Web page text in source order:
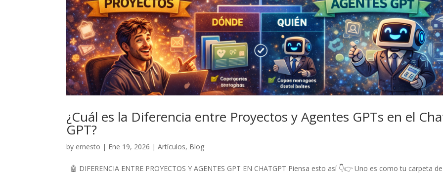
¿Cuál es la Diferencia entre Proyectos y Agentes GPTs en el
GPT?
by ernesto | Ene 19, 2026 |Artículos, Blog
🤖 DIFERENCIA ENTRE PROYECTOS Y AGENTES GPT EN CHATGPT Piensa esto así 👇👉 Uno es como tu carpeta de